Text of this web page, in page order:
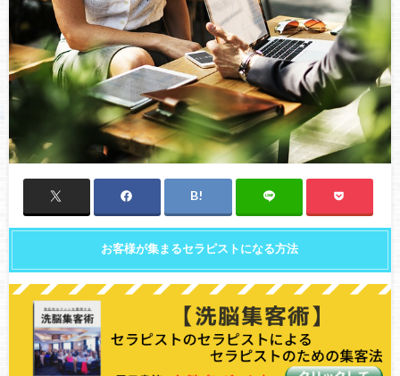
お客様が集まるセラピストになる方法